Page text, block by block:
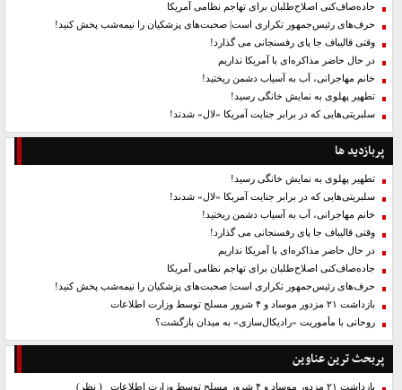
جاده‌صاف‌کنی اصلاح‌طلبان برای تهاجم نظامی آمریکا
حرف‌های رئیس‌جمهور تکراری است| صحبت‌های پزشکیان را نیمه‌شب پخش کنید!
وقتی قالیباف جا پای رفسنجانی می گذارد!
در حال حاضر مذاکره‌ای با آمریکا نداریم
خانم مهاجرانی، آب به آسیاب دشمن ریختید!
تطهیر پهلوی به نمایش خانگی رسید!
سلبریتی‌هایی که در برابر جنایت آمریکا «لال» شدند!
پربازدید ها
تطهیر پهلوی به نمایش خانگی رسید!
سلبریتی‌هایی که در برابر جنایت آمریکا «لال» شدند!
خانم مهاجرانی، آب به آسیاب دشمن ریختید!
وقتی قالیباف جا پای رفسنجانی می گذارد!
در حال حاضر مذاکره‌ای با آمریکا نداریم
جاده‌صاف‌کنی اصلاح‌طلبان برای تهاجم نظامی آمریکا
حرف‌های رئیس‌جمهور تکراری است| صحبت‌های پزشکیان را نیمه‌شب پخش کنید!
بازداشت ۲۱ مزدور موساد و ۴ شرور مسلح توسط وزارت اطلاعات
روحانی با مأموریت «رادیکال‌سازی» به میدان بازگشت؟
پربحث ترین عناوین
بازداشت ۲۱ مزدور موساد و ۴ شرور مسلح توسط وزارت اطلاعات ( نظر)